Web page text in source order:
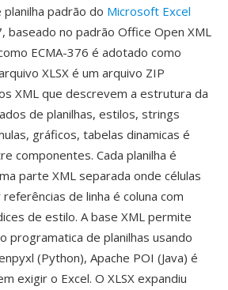
padrão do Microsoft Excel
baseado no padrão Office Open XML
ECMA-376 é adotado como
XLSX é um arquivo ZIP
XML que descrevem a estrutura da
de planilhas, estilos, strings
gráficos, tabelas dinamicas é
componentes. Cada planilha é
parte XML separada onde células
de linha é coluna com
de estilo. A base XML permite
programatica de planilhas usando
(Python), Apache POI (Java) é
exigir o Excel. O XLSX expandiu